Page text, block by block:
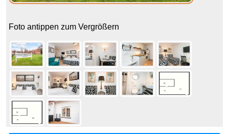
Foto antippen zum Vergrößern